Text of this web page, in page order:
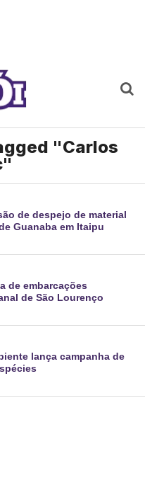
"Carlos
de despejo de material
Guanaba em Itaipu
de embarcações
de São Lourenço
lança campanha de